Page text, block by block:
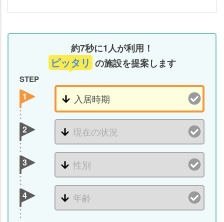
約7秒に1人が利用！
ピッタリ の施設を提案します
STEP
1
2
3
4
老人
人暮
サー
ビス
し、
や家
族の
によ
って